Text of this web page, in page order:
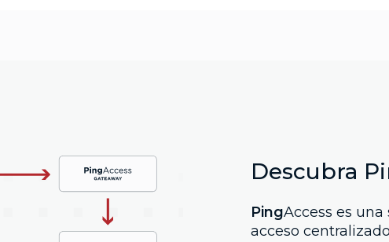
Descubra
PingAccess es
acceso